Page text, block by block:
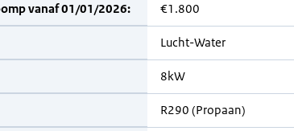
vanaf 01/01/2026: €1.800
Lucht-Water
8kW
R290 (Propaan)